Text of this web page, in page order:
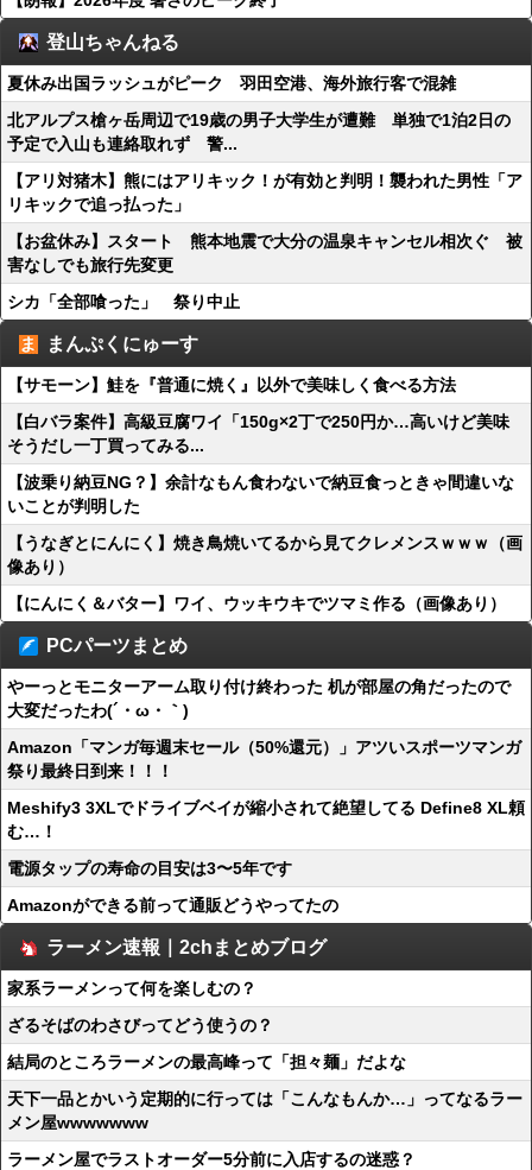
登山ちゃんねる
夏休み出国ラッシュがピーク 羽田空港、海外旅行客で混雑
北アルプス槍ヶ岳周辺で19歳の男子大学生が遭難 単独で1泊2日の
予定で入山も連絡取れず 警...
【アリ対猪木】熊にはアリキック！が有効と判明！襲われた男性「ア
リキックで追っ払った」
【お盆休み】スタート 熊本地震で大分の温泉キャンセル相次ぐ 被
害なしでも旅行先変更
シカ「全部喰った」 祭り中止
まんぷくにゅーす
【サモーン】鮭を『普通に焼く』以外で美味しく食べる方法
【白バラ案件】高級豆腐ワイ「150g×2丁で250円か…高いけど美味
そうだし一丁買ってみる...
【波乗り納豆NG？】余計なもん食わないで納豆食っときゃ間違いな
いことが判明した
【うなぎとにんにく】焼き鳥焼いてるから見てクレメンスｗｗｗ（画
像あり）
【にんにく＆バター】ワイ、ウッキウキでツマミ作る（画像あり）
PCパーツまとめ
やーっとモニターアーム取り付け終わった 机が部屋の角だったので
大変だったわ(´・ω・｀)
Amazon「マンガ毎週末セール（50%還元）」アツいスポーツマンガ
祭り最終日到来！！！
Meshify3 3XLでドライブベイが縮小されて絶望してる Define8 XL頼
む…！
電源タップの寿命の目安は3〜5年です
Amazonができる前って通販どうやってたの
ラーメン速報｜2chまとめブログ
家系ラーメンって何を楽しむの？
ざるそばのわさびってどう使うの？
結局のところラーメンの最高峰って「担々麺」だよな
天下一品とかいう定期的に行っては「こんなもんか…」ってなるラー
メン屋wwwwwww
ラーメン屋でラストオーダー5分前に入店するの迷惑？